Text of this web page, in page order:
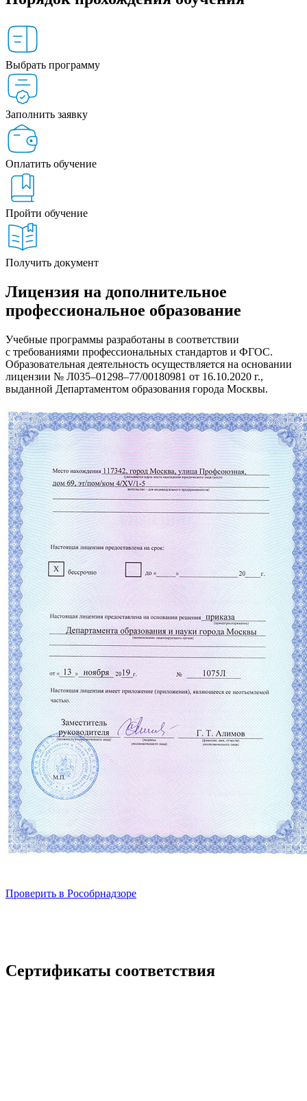
Выбрать программу
Заполнить заявку
Оплатить обучение
Пройти обучение
Получить документ
Лицензия на дополнительное
профессиональное образование
Учебные программы разработаны в соответствии
с требованиями профессиональных стандартов и ФГОС.
Образовательная деятельность осуществляется на основании
лицензии № Л035–01298–77/00180981 от 16.10.2020 г.,
выданной Департаментом образования города Москвы.
Проверить в Рособрнадзоре
Сертификаты соответствия